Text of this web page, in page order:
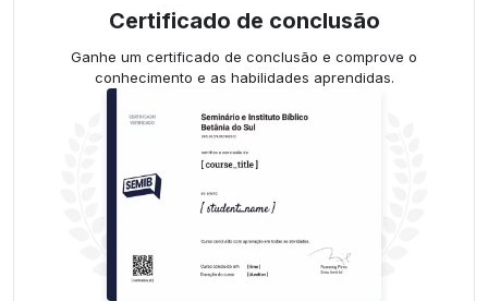
Certificado de conclusão
Ganhe um certificado de conclusão e comprove o
conhecimento e as habilidades aprendidas.